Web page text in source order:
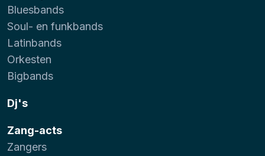
Bluesbands
Soul- en funkbands
Latinbands
Orkesten
Bigbands
Dj's
Zang-acts
Zangers